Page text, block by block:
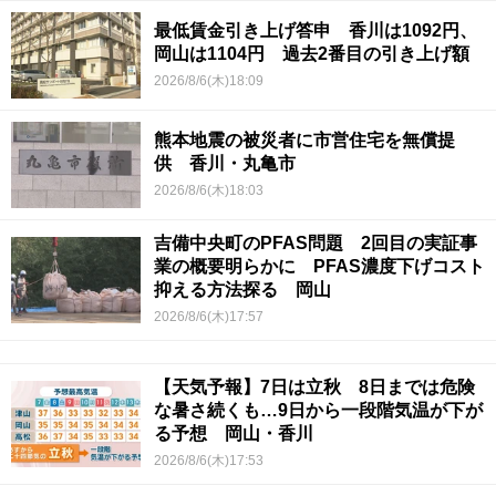
最低賃金引き上げ答申 香川は1092円、
岡山は1104円 過去2番目の引き上げ額
2026/8/6(木)18:09
熊本地震の被災者に市営住宅を無償提
供 香川・丸亀市
2026/8/6(木)18:03
吉備中央町のPFAS問題 2回目の実証事
業の概要明らかに PFAS濃度下げコスト
抑える方法探る 岡山
2026/8/6(木)17:57
【天気予報】7日は立秋 8日までは危険
な暑さ続くも…9日から一段階気温が下が
る予想 岡山・香川
2026/8/6(木)17:53